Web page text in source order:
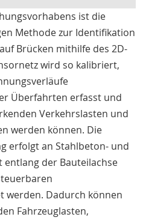
ist die
Methode zur Identifikation
Brücken mithilfe des 2D-
wird so kalibriert,
Überfahrten erfasst und
Verkehrslasten und
werden können. Die
erfolgt an Stahlbeton- und
der Bauteilachse
werden. Dadurch können
Fahrzeuglasten,